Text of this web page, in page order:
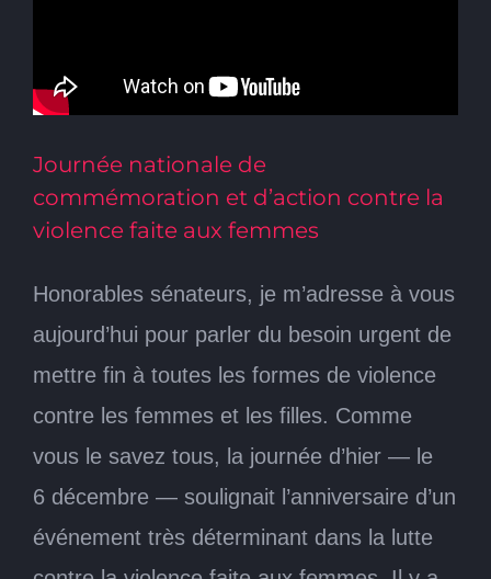
Journée nationale de
commémoration et d’action contre la
violence faite aux femmes
Honorables sénateurs, je m’adresse à vous
aujourd’hui pour parler du besoin urgent de
mettre fin à toutes les formes de violence
contre les femmes et les filles. Comme
vous le savez tous, la journée d’hier — le
6 décembre — soulignait l’anniversaire d’un
événement très déterminant dans la lutte